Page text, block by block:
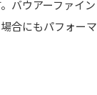
バウアーファイン
合にもパフォーマ